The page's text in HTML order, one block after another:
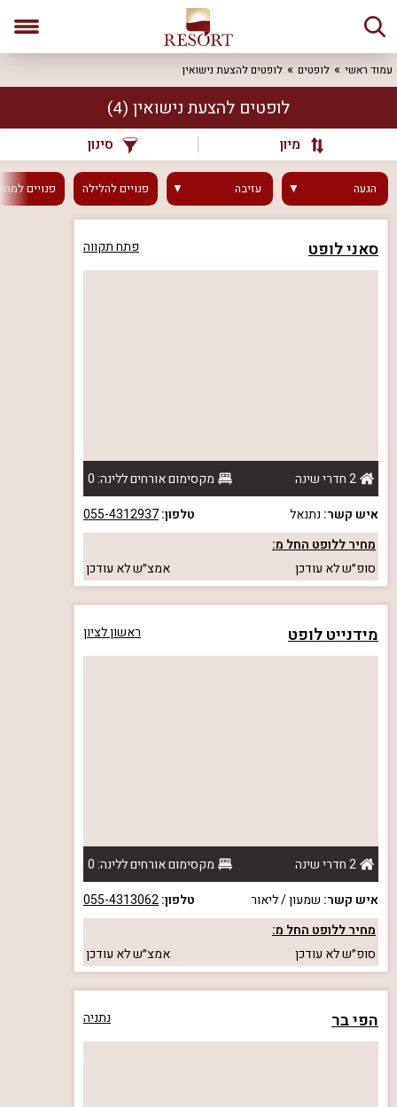
עמוד ראשי לופטים לופטים להצעת נישואין
לופטים להצעת נישואין (4)
מיון סינון
הגעה עזיבה פנוייםלהלילה פנויים
סאני לופט פתח תקווה
2 חדרי שינה
מקסימום אורחים ללינה: 0
איש קשר: נתנאל טלפון:055-4312937
מחיר ללופט החל מ:
סופ״שלא עודכן אמצ״שלא עודכן
מידנייט לופט ראשון לציון
2 חדרי שינה
מקסימום אורחים ללינה: 0
איש קשר: שמעון / ליאור טלפון:055-4313062
מחיר ללופט החל מ:
סופ״שלא עודכן אמצ״שלא עודכן
הפי בר נתניה